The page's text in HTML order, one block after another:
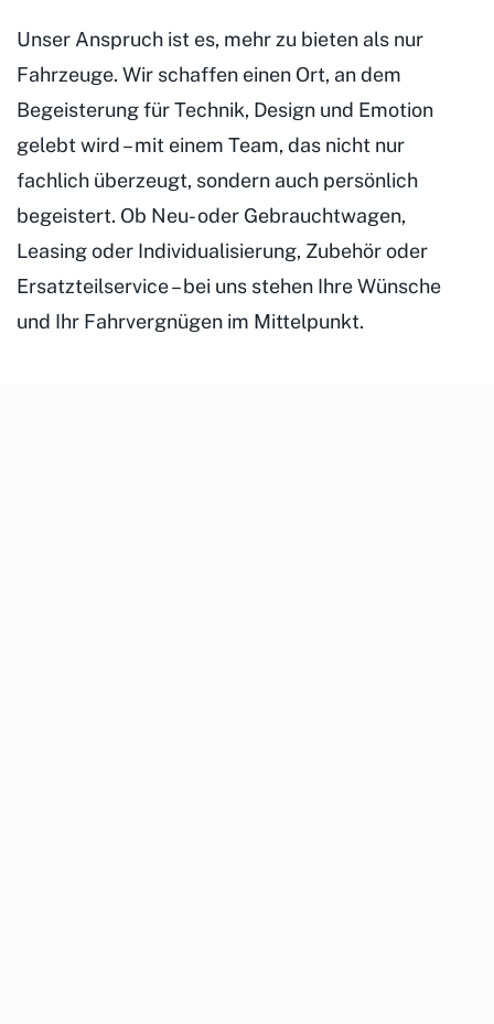
Unser Anspruch ist es, mehr zu bieten als nur
Fahrzeuge. Wir schaffen einen Ort, an dem
Begeisterung für Technik, Design und Emotion
gelebt wird – mit einem Team, das nicht nur
fachlich überzeugt, sondern auch persönlich
begeistert. Ob Neu- oder Gebrauchtwagen,
Leasing oder Individualisierung, Zubehör oder
Ersatzteilservice – bei uns stehen Ihre Wünsche
und Ihr Fahrvergnügen im Mittelpunkt.